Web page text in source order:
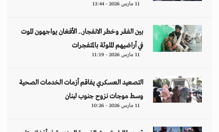
11 مارس 2026 - 13:44
بين الفقر وخطر الانفجار.. الأفغان يواجهون الموت
في أراضيهم الملوثة بالمتفجرات
11 مارس 2026 - 11:19
التصعيد العسكري يفاقم أزمات الخدمات الصحية
وسط موجات نزوح جنوب لبنان
11 مارس 2026 - 10:26